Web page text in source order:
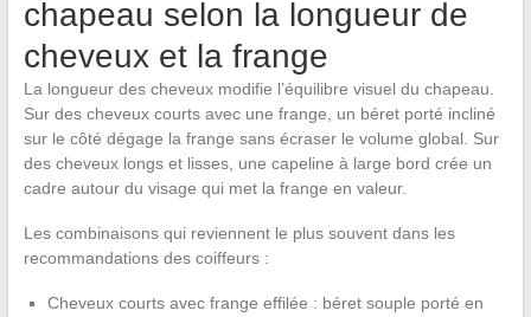
chapeau selon la longueur de
cheveux et la frange
La longueur des cheveux modifie l’équilibre visuel du chapeau.
Sur des cheveux courts avec une frange, un béret porté incliné
sur le côté dégage la frange sans écraser le volume global. Sur
des cheveux longs et lisses, une capeline à large bord crée un
cadre autour du visage qui met la frange en valeur.
Les combinaisons qui reviennent le plus souvent dans les
recommandations des coiffeurs :
Cheveux courts avec frange effilée : béret souple porté en